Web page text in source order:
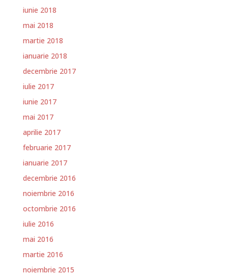
iunie 2018
mai 2018
martie 2018
ianuarie 2018
decembrie 2017
iulie 2017
iunie 2017
mai 2017
aprilie 2017
februarie 2017
ianuarie 2017
decembrie 2016
noiembrie 2016
octombrie 2016
iulie 2016
mai 2016
martie 2016
noiembrie 2015